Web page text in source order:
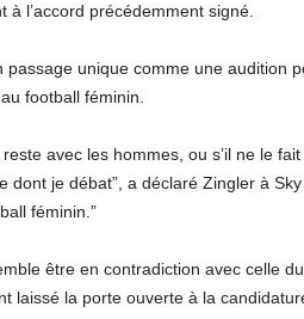
à l’accord précédemment signé.
passage unique comme une audition
football féminin.
reste avec les hommes, ou s’il ne le
dont je débat”, a déclaré Zingler à
féminin.”
être en contradiction avec celle
laissé la porte ouverte à la